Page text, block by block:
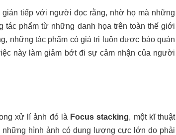
tiếp với người đọc rằng, nhờ họ mà những
tác phẩm từ những danh họa trên toàn thế giới
những tác phẩm có giá trị luôn được bảo quản
này làm giảm bớt đi sự cảm nhận của người
xử lí ảnh đó là Focus stacking, một kĩ thuật
hình ảnh có dung lượng cực lớn do phải